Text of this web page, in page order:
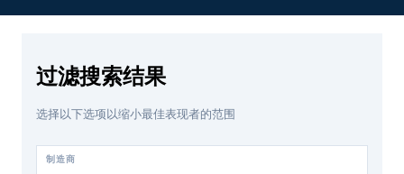
过滤搜索结果
选择以下选项以缩小最佳表现者的范围
制造商